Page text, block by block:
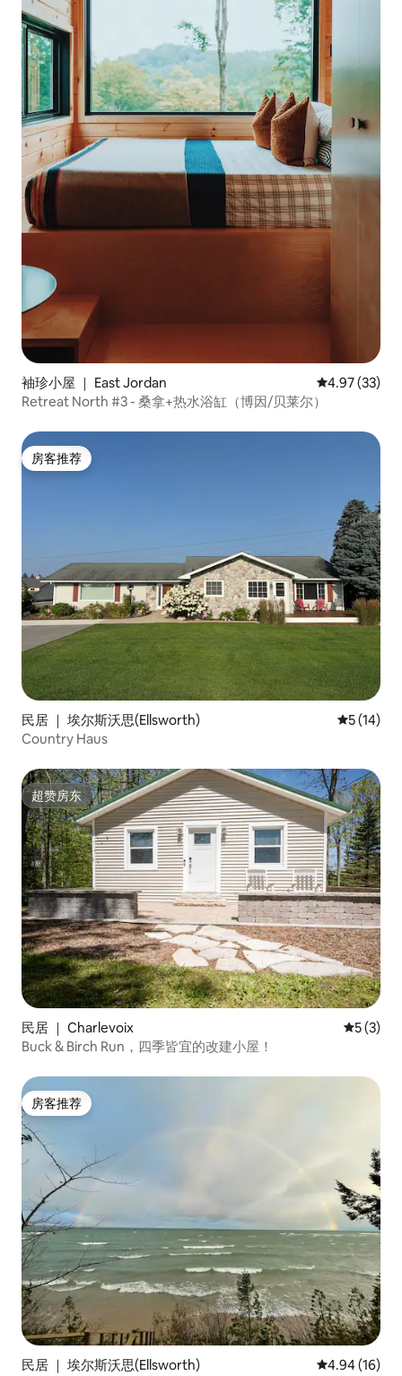
袖珍小屋 ｜ East Jordan 平均评分
4.97 (33)
Retreat North #3 - 桑拿+热水浴缸（博因/贝莱尔）
房客推荐
房客推荐
民居 ｜ 埃尔斯沃思(Ellsworth) 平均评分
5 (14)
Country Haus
超赞房东
超赞房东
民居 ｜ Charlevoix 平均评分
5 (3)
Buck & Birch Run，四季皆宜的改建小屋！
房客推荐
房客推荐
民居 ｜ 埃尔斯沃思(Ellsworth) 平均评分
4.94 (16)